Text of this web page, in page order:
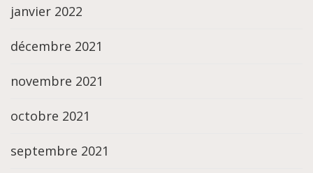
janvier 2022
décembre 2021
novembre 2021
octobre 2021
septembre 2021